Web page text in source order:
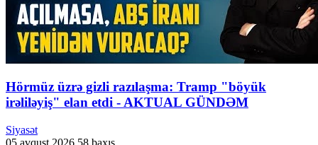
Hörmüz üzrə gizli razılaşma: Tramp "böyük
irəliləyiş" elan etdi - AKTUAL GÜNDƏM
Siyasət
05 avqust 2026 58 baxış